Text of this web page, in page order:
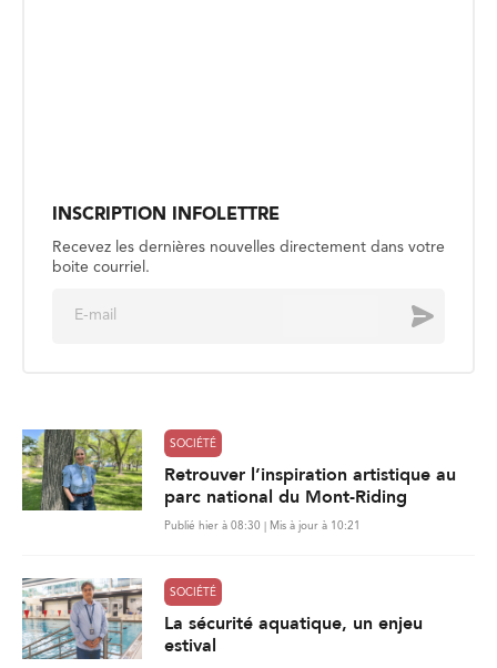
l
Retrouver l’inspiration artistique au
La sécurité aquatique, un enjeu
estival
Publié le 3 août
Les pompiers demandent d’élargir
la couverture des maladies
professionnelles